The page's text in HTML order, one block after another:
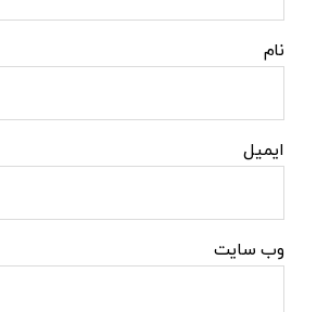
نام
ایمیل
وب‌ سایت